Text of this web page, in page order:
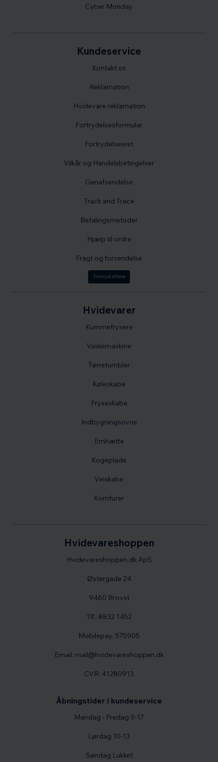
Hvidevareshoppen
Hvidevareshoppen.dk ApS
Østergade 24
9460 Brovst
Tlf.: 8832 1452
Mobilepay: 575905
Email: mail@hvidevareshoppen.dk
CVR: 41280913
Åbningstider i kundeservice
Mandag - Fredag 9-17
Lørdag 10-13
Søndag Lukket
Hvidevarer
Kummefrysere
Vaskemaskine
Tørretumbler
Køleskabe
Fryseskabe
Indbygningsovne
Emhætte
Kogeplade
Vinskabe
Komfurer
Kundeservice
Kontakt os
Reklamation
Hvidevare reklamation
Fortrydelsesformular
Fortrydelsesret
Vilkår og Handelsbetingelser
Genafsendelse
Track and Trace
Betalingsmetoder
Hjælp til ordre
Fragt og forsendelse
Fortryd aftale
Cyber Monday